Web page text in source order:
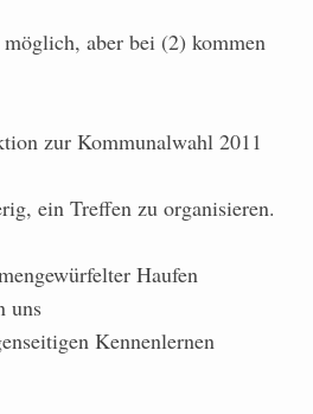
aber bei (2) kommen
zur Kommunalwahl 2011
ein Treffen zu organisieren.
Haufen
uns
Kennenlernen